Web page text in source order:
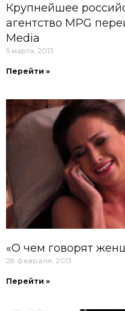
Крупнейшее
агентство MPG
Media
5 марта, 2013
Перейти »
«О чем говорят
28 февраля, 2013
Перейти »